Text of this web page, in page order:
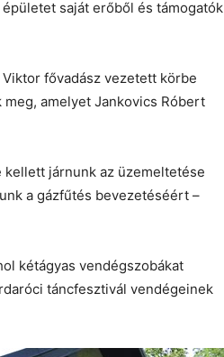
saját erőből és támogatók
fővadász vezetett körbe
amelyet Jankovics Róbert
járnunk az üzemeltetése
a gázfűtés bevezetéséért –
kétágyas vendégszobákat
táncfesztivál vendégeinek